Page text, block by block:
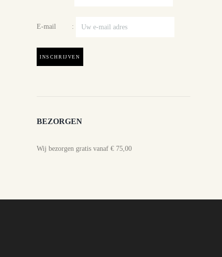
E-mail :
BEZORGEN
Wij bezorgen gratis vanaf € 75,00